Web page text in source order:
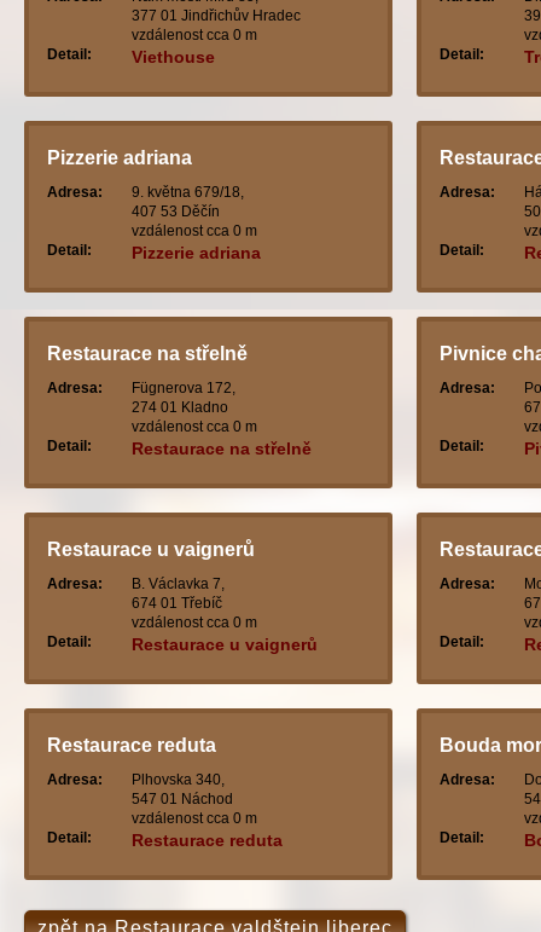
377 01 Jindřichův Hradec
vzdálenost cca 0 m
Detail:
Viethouse
Detail:
Pizzerie adriana
Adresa:
9. května 679/18,
407 53 Děčín
vzdálenost cca 0 m
Detail:
Pizzerie adriana
Adresa:
Detail:
Restaurace na střelně
Adresa:
Fügnerova 172,
274 01 Kladno
vzdálenost cca 0 m
Detail:
Restaurace na střelně
Pivnice
Adresa:
Detail:
Restaurace u vaignerů
Adresa:
B. Václavka 7,
674 01 Třebíč
vzdálenost cca 0 m
Detail:
Restaurace u vaignerů
Adresa:
Detail:
Restaurace reduta
Adresa:
Plhovska 340,
547 01 Náchod
vzdálenost cca 0 m
Detail:
Restaurace reduta
Bouda
Adresa:
Detail:
zpět na Restaurace valdštejn liberec